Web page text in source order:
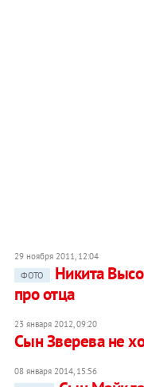
29 ноября 2011, 12:04
ФОТО
Никита
про отца
23 января 2012, 09:20
Сын Зверева не
08 января 2014, 15:56